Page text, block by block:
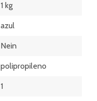
1 kg
azul
Nein
polipropileno
1